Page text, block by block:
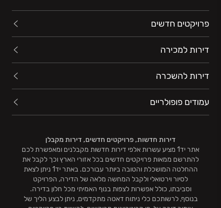
פרויקטים חדשים
דירות למכירה
דירות להשכרה
עמודים פופולריים
דירות חדשות, פרויקטים חדשים, דירות מקבלן
אתר יד1 מציע עשרות אלפי דירות חדשות מקבלנים ומאפשרת לכם
להתרשם ממאות פרויקטים חדשים בכל אזורי הארץ וכך לקבל את
ההחלטה המושכלת והטובה ביותר עבורכם. באתר יד1 ניתן לצאת
לסיור וירטואלי ולקבל המחשה מלאה של הדירה, הפרויקט
וסביבתו, כולל אפשרות לצפות בנוף האמיתי מכל חלון בדירה.
בנוסף, לרשותכם כלי ניתוח דאטה מתקדמים, ניתן לבצע הליך של